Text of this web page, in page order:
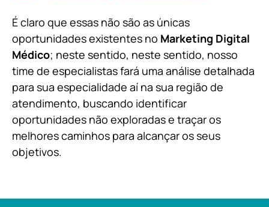
É claro que essas não são as únicas
oportunidades existentes no Marketing Digital
Médico; neste sentido, neste sentido, nosso
time de especialistas fará uma análise detalhada
para sua especialidade aí na sua região de
atendimento, buscando identificar
oportunidades não exploradas e traçar os
melhores caminhos para alcançar os seus
objetivos.